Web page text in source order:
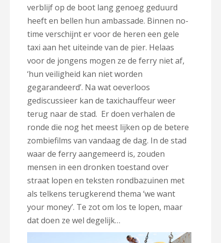
verblijf op de boot lang genoeg geduurd
heeft en bellen hun ambassade. Binnen no-
time verschijnt er voor de heren een gele
taxi aan het uiteinde van de pier. Helaas
voor de jongens mogen ze de ferry niet af,
‘hun veiligheid kan niet worden
gegarandeerd’. Na wat oeverloos
gediscussieer kan de taxichauffeur weer
terug naar de stad. Er doen verhalen de
ronde die nog het meest lijken op de betere
zombiefilms van vandaag de dag. In de stad
waar de ferry aangemeerd is, zouden
mensen in een dronken toestand over
straat lopen en teksten rondbazuinen met
als telkens terugkerend thema ‘we want
your money’. Te zot om los te lopen, maar
dat doen ze wel degelijk…